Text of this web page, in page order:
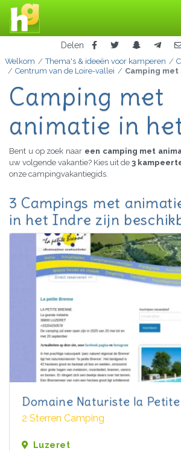
Delen
Welkom Thema's & ideeën voor kamperen
Centrum van de Loire-vallei
Camping
Camping met
animatie in
Bent u op zoek naar een camping met
uw volgende vakantie? Kies uit de 3
onze campingvakantiegids.
3 Campings met
in het Indre zijn
Domaine Naturiste la
2 Sterren Camping
Luzeret